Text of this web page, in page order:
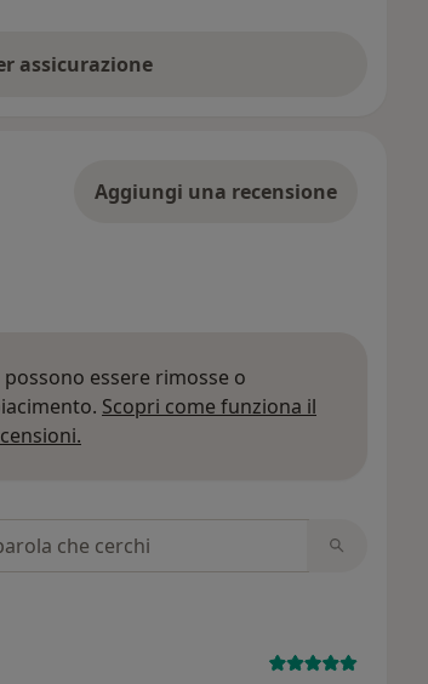
assicurazione
Aggiungi una recensione
essere rimosse o
Scopri come funziona il
recensioni